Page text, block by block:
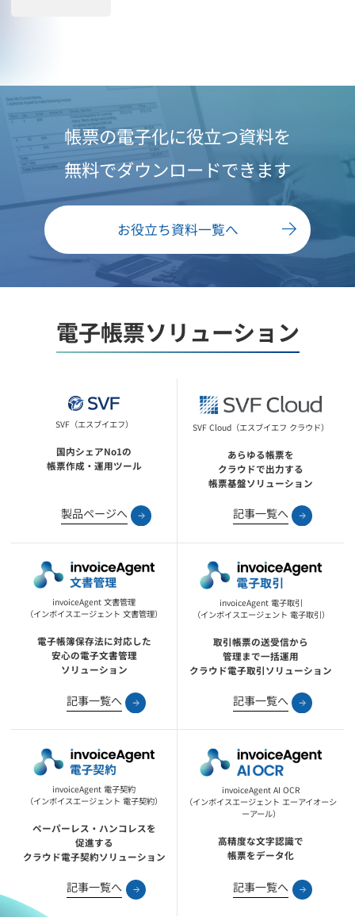
帳票の電子化に役立つ資料を
無料でダウンロードできます
お役立ち資料一覧へ
電子帳票ソリューション
SVF（エスブイエフ）
国内シェアNo1の
帳票作成・運用ツール
製品ページへ
SVF Cloud（エスブイエフ クラウド）
あらゆる帳票を
クラウドで出力する
帳票基盤ソリューション
記事一覧へ
invoiceAgent 文書管理
（インボイスエージェント 文書管理）
電子帳簿保存法に対応した
安心の電子文書管理
ソリューション
記事一覧へ
invoiceAgent 電子取引
（インボイスエージェント 電子取引）
取引帳票の送受信から
管理まで一括運用
クラウド電子取引ソリューション
記事一覧へ
invoiceAgent 電子契約
（インボイスエージェント 電子契約）
ペーパーレス・ハンコレスを
促進する
クラウド電子契約ソリューション
記事一覧へ
invoiceAgent AI OCR
（インボイスエージェント エーアイオーシ
ーアール）
高精度な文字認識で
帳票をデータ化
記事一覧へ